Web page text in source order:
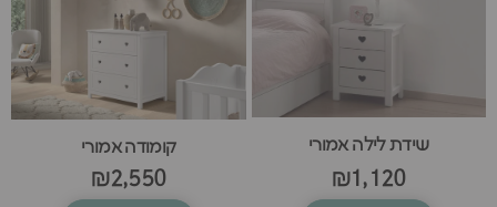
שידת לילה אמורי
₪1,120
קומודה אמורי
₪2,550